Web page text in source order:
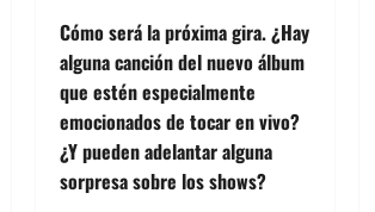
Cómo será la próxima gira. ¿Hay
alguna canción del nuevo álbum
que estén especialmente
emocionados de tocar en vivo?
¿Y pueden adelantar alguna
sorpresa sobre los shows?